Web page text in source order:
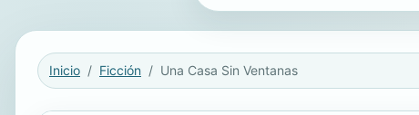
Inicio Ficción Una Casa Sin Ventanas